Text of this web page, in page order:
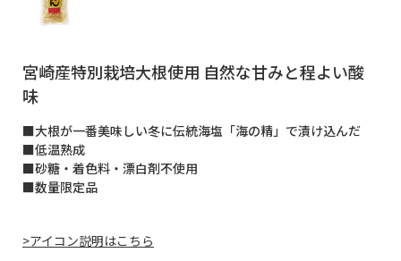
宮崎産特別栽培大根使用 自然な甘みと程よい酸
味
■大根が一番美味しい冬に伝統海塩「海の精」で漬け込んだ
■低温熟成
■砂糖・着色料・漂白剤不使用
■数量限定品
>アイコン説明はこちら